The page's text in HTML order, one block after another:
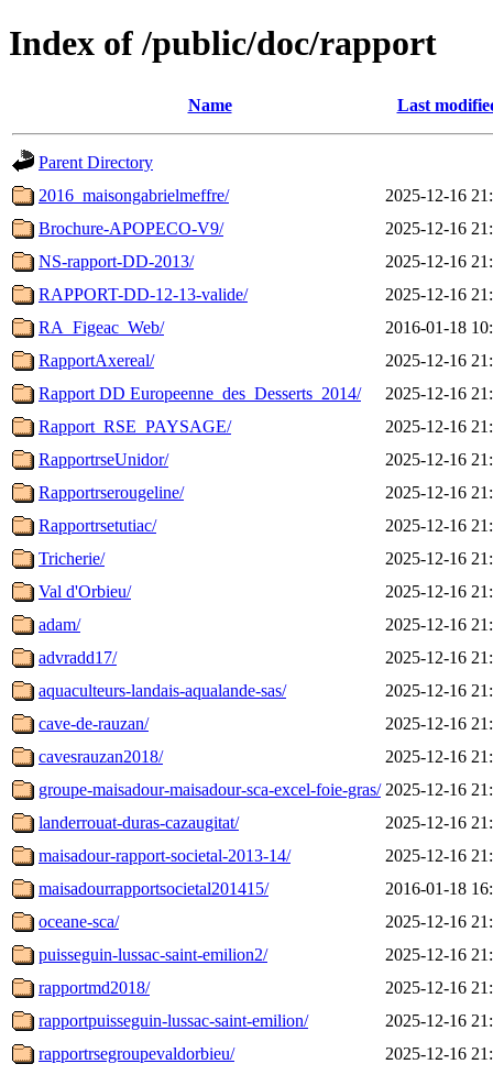
Index of /public/doc/rapport
Name Last
Parent Directory
2016_maisongabrielmeffre/
2025-12-16
Brochure-APOPECO-V9/
2025-12-16
NS-rapport-DD-2013/
2025-12-16
RAPPORT-DD-12-13-valide/
2025-12-16
RA_Figeac_Web/
2016-01-18
RapportAxereal/
2025-12-16
Rapport DD Europeenne_des_Desserts_2014/
2025-12-16
Rapport_RSE_PAYSAGE/
2025-12-16
RapportrseUnidor/
2025-12-16
Rapportrserougeline/
2025-12-16
Rapportrsetutiac/
2025-12-16
Tricherie/
2025-12-16
Val d'Orbieu/
2025-12-16
adam/
2025-12-16
advradd17/
2025-12-16
aquaculteurs-landais-aqualande-sas/
2025-12-16
cave-de-rauzan/
2025-12-16
cavesrauzan2018/
2025-12-16
groupe-maisadour-maisadour-sca-excel-foie-gras/ 2025-12-16
landerrouat-duras-cazaugitat/
2025-12-16
maisadour-rapport-societal-2013-14/
2025-12-16
maisadourrapportsocietal201415/
2016-01-18
oceane-sca/
2025-12-16
puisseguin-lussac-saint-emilion2/
2025-12-16
rapportmd2018/
2025-12-16
rapportpuisseguin-lussac-saint-emilion/
2025-12-16
rapportrsegroupevaldorbieu/
2025-12-16